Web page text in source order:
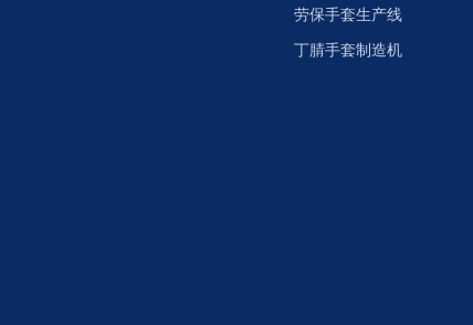
劳保手套生产线
丁腈手套制造机